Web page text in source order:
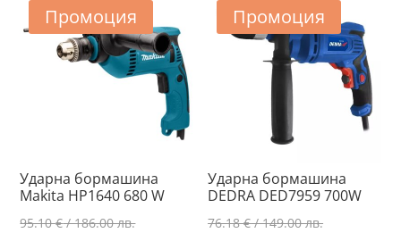
Промоция
Ударна бормашина
Makita HP1640 680 W
95.10€/ 186.00 лв.Original
Промоция
Ударна бормашина
DEDRA DED7959 700W
76.18€/ 149.00 лв.Original